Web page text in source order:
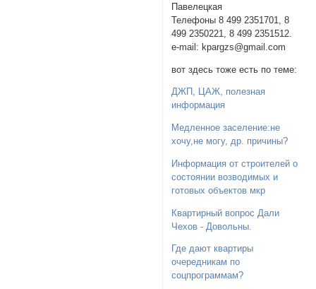
Павелецкая
Телефоны 8 499 2351701, 8
499 2350221, 8 499 2351512.
e-mail: kpargzs@gmail.com
вот здесь тоже есть по теме:
ДЖП, ЦАЖ, полезная
информация
Медленное заселение:не
хочу,не могу, др. причины?
Информация от строителей о
состоянии возводимых и
готовых объектов мкр
Квартирный вопрос Дали
Чехов - Довольны.
Где дают квартиры
очередникам по
соцпрограммам?